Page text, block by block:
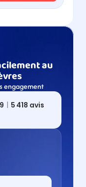
au
engagement